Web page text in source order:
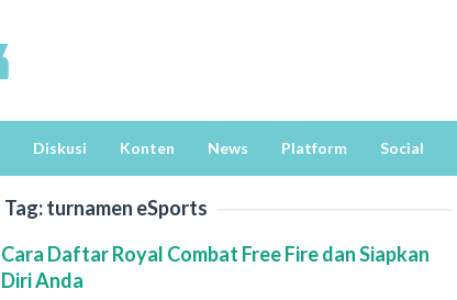
Diskusi Konten News Platform Social
Tag:turnamen eSports
Cara Daftar Royal Combat Free Fire dan Siapkan
Diri Anda